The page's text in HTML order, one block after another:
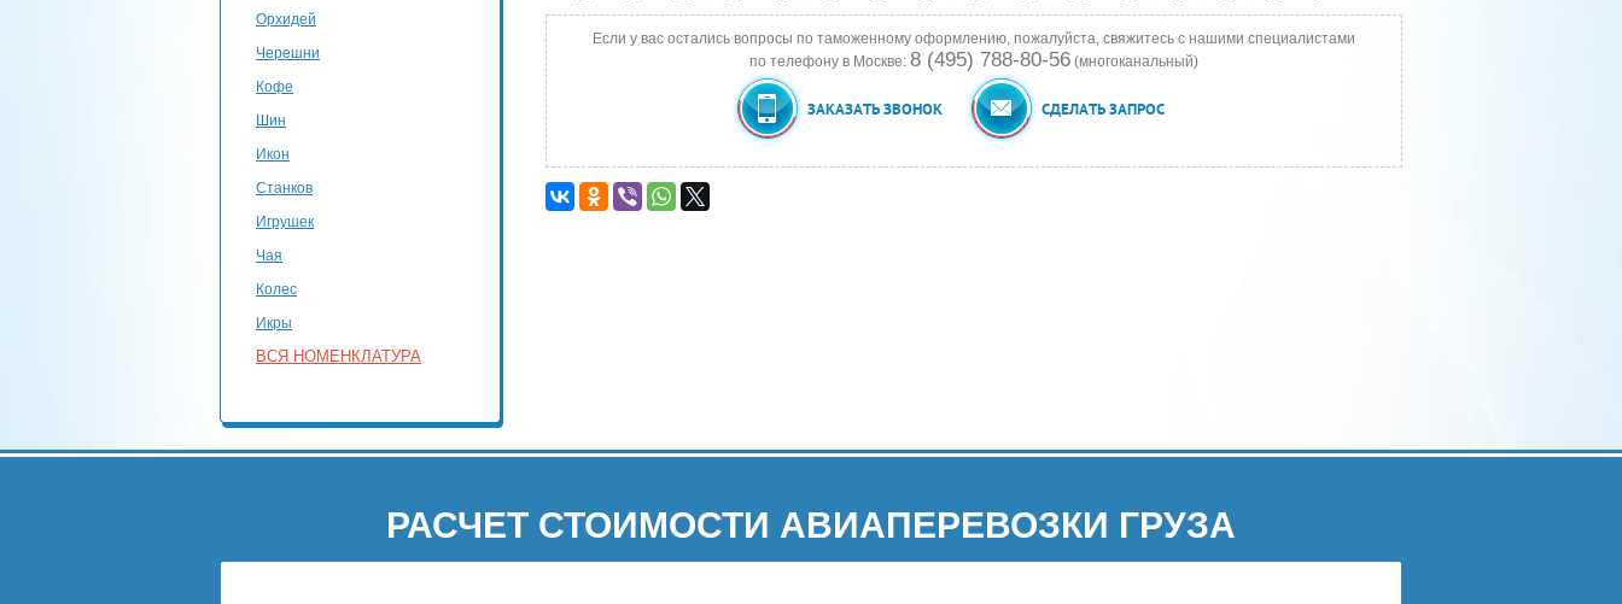
Орхидей
Черешни
Кофе
Шин
Икон
Станков
Игрушек
Чая
Колес
Икры
ВСЯ НОМЕНКЛАТУРА
Если у вас остались вопросы по таможенному оформлению, пожалуйста, свяжитесь с нашими специалистами
по телефону в Москве: 8 (495) 788-80-56 (многоканальный)
ЗАКАЗАТЬ ЗВОНОК СДЕЛАТЬ ЗАПРОС
РАСЧЕТ СТОИМОСТИ АВИАПЕРЕВОЗКИ ГРУЗА